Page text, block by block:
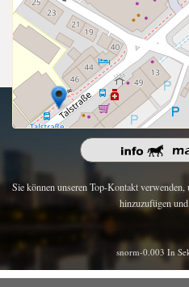
Urheberrecht 2026 |
Sie können unseren Top-Kontakt
hinzuzufügen
snorm-0.003 In